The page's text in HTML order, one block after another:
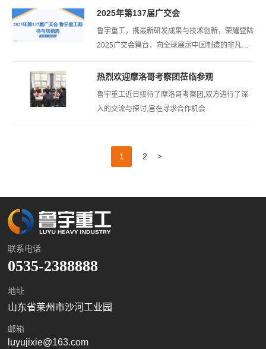
2025年第137届广交会
鲁宇重工，携最新研发成果与技术创新，荣耀登陆
2025广交会舞台，向全球展示中国制造的非凡魅
热烈欢迎摩洛哥考察团莅临参观
鲁宇重工近日接待了摩洛哥考察团,双方进行了深
入的交流与探讨,旨在寻求合作机会
1 2 >
联系电话
0535-2388888
地址
山东省莱州市沙河工业园
邮箱
luyujixie@163.com